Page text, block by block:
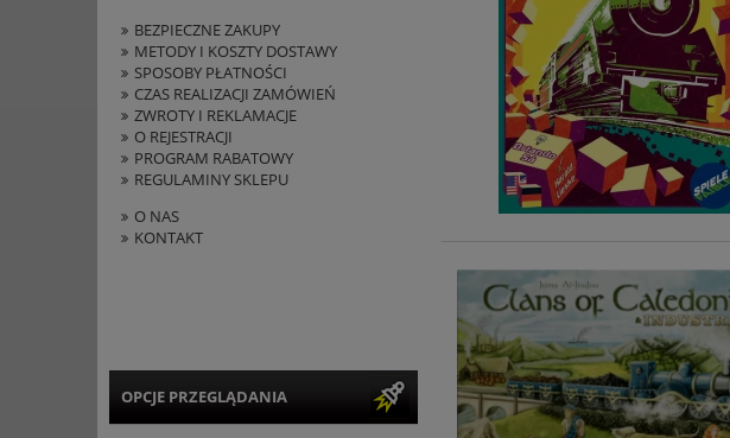
BEZPIECZNE ZAKUPY
METODY I KOSZTY DOSTAWY
SPOSOBY PŁATNOŚCI
CZAS REALIZACJI ZAMÓWIEŃ
ZWROTY I REKLAMACJE
O REJESTRACJI
PROGRAM RABATOWY
REGULAMINY SKLEPU
O NAS
KONTAKT
OPCJE PRZEGLĄDANIA